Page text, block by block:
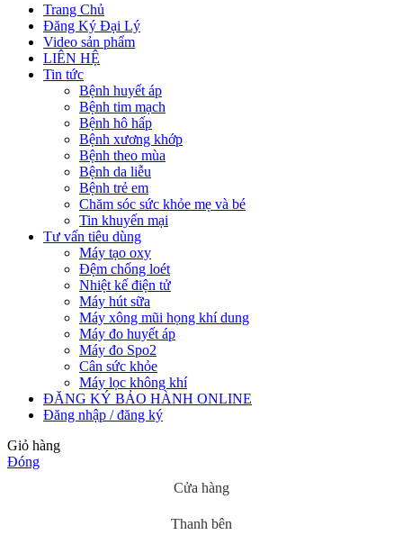
Trang Chủ
Đăng Ký Đại Lý
Video sản phẩm
LIÊN HỆ
Tin tức
Bệnh huyết áp
Bệnh tim mạch
Bệnh hô hấp
Bệnh xương khớp
Bệnh theo mùa
Bệnh da liễu
Bệnh trẻ em
Chăm sóc sức khỏe mẹ và bé
Tin khuyến mại
Tư vấn tiêu dùng
Máy tạo oxy
Đệm chống loét
Nhiệt kế điện tử
Máy hút sữa
Máy xông mũi họng khí dung
Máy đo huyết áp
Máy đo Spo2
Cân sức khỏe
Máy lọc không khí
ĐĂNG KÝ BẢO HÀNH ONLINE
Đăng nhập / đăng ký
Giỏ hàng
Đóng
Cửa hàng
Thanh bên